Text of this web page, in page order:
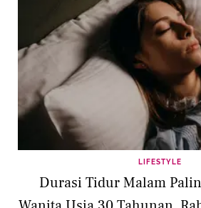
LIFESTYLE
Durasi Tidur Malam